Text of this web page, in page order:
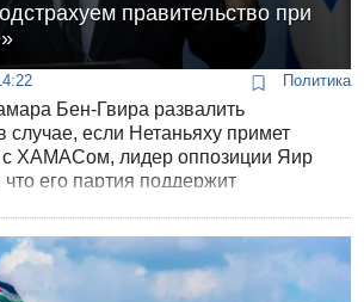
правительство при
Политика
Бен-Гвира развалить
случае, если Нетаньяху примет
с ХАМАСом, лидер оппозиции Яир
его партия поддержит
подстрахуем правительство в
вернет похищенных их